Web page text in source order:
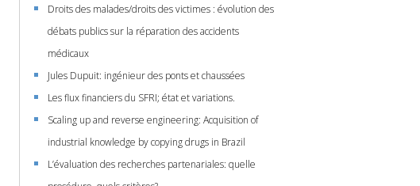
Droits des malades/droits des victimes : évolution des
débats publics sur la réparation des accidents
médicaux
Jules Dupuit: ingénieur des ponts et chaussées
Les flux financiers du SFRI; état et variations.
Scaling up and reverse engineering: Acquisition of
industrial knowledge by copying drugs in Brazil
L’évaluation des recherches partenariales: quelle